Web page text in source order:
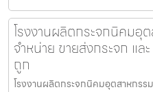
โรงงานผลิตกระจกนิคมอุ
จำหน่าย ขายส่งกระจก แ
ถูก
โรงงานผลิตกระจกนิคมอุตสาหกรร